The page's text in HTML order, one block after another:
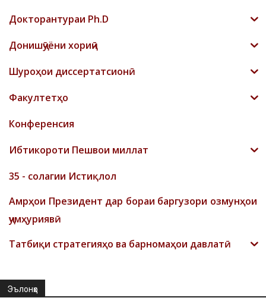
Докторантураи Ph.D
Донишҷӯёни хориҷӣ
Шyроҳои диссертатсионӣ
Факултетҳо
Конференсия
Ибтикороти Пешвои миллат
35 - солагии Истиқлол
Амрҳои Президент дар бораи баргузори озмунҳои
ҷумҳуриявӣ
Татбиқи стратегияҳо ва барномаҳои давлатӣ
Эълонҳо